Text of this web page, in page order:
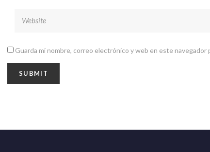
Guarda mi nombre, correo electrónico y web en este navegador